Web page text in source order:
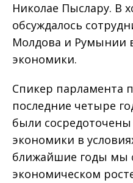
Николае Пыслару. В
обсуждалось
Молдова и Румынии
экономики.
Спикер парламента
последние четыре
были
экономики в
ближайшие годы мы
экономическом